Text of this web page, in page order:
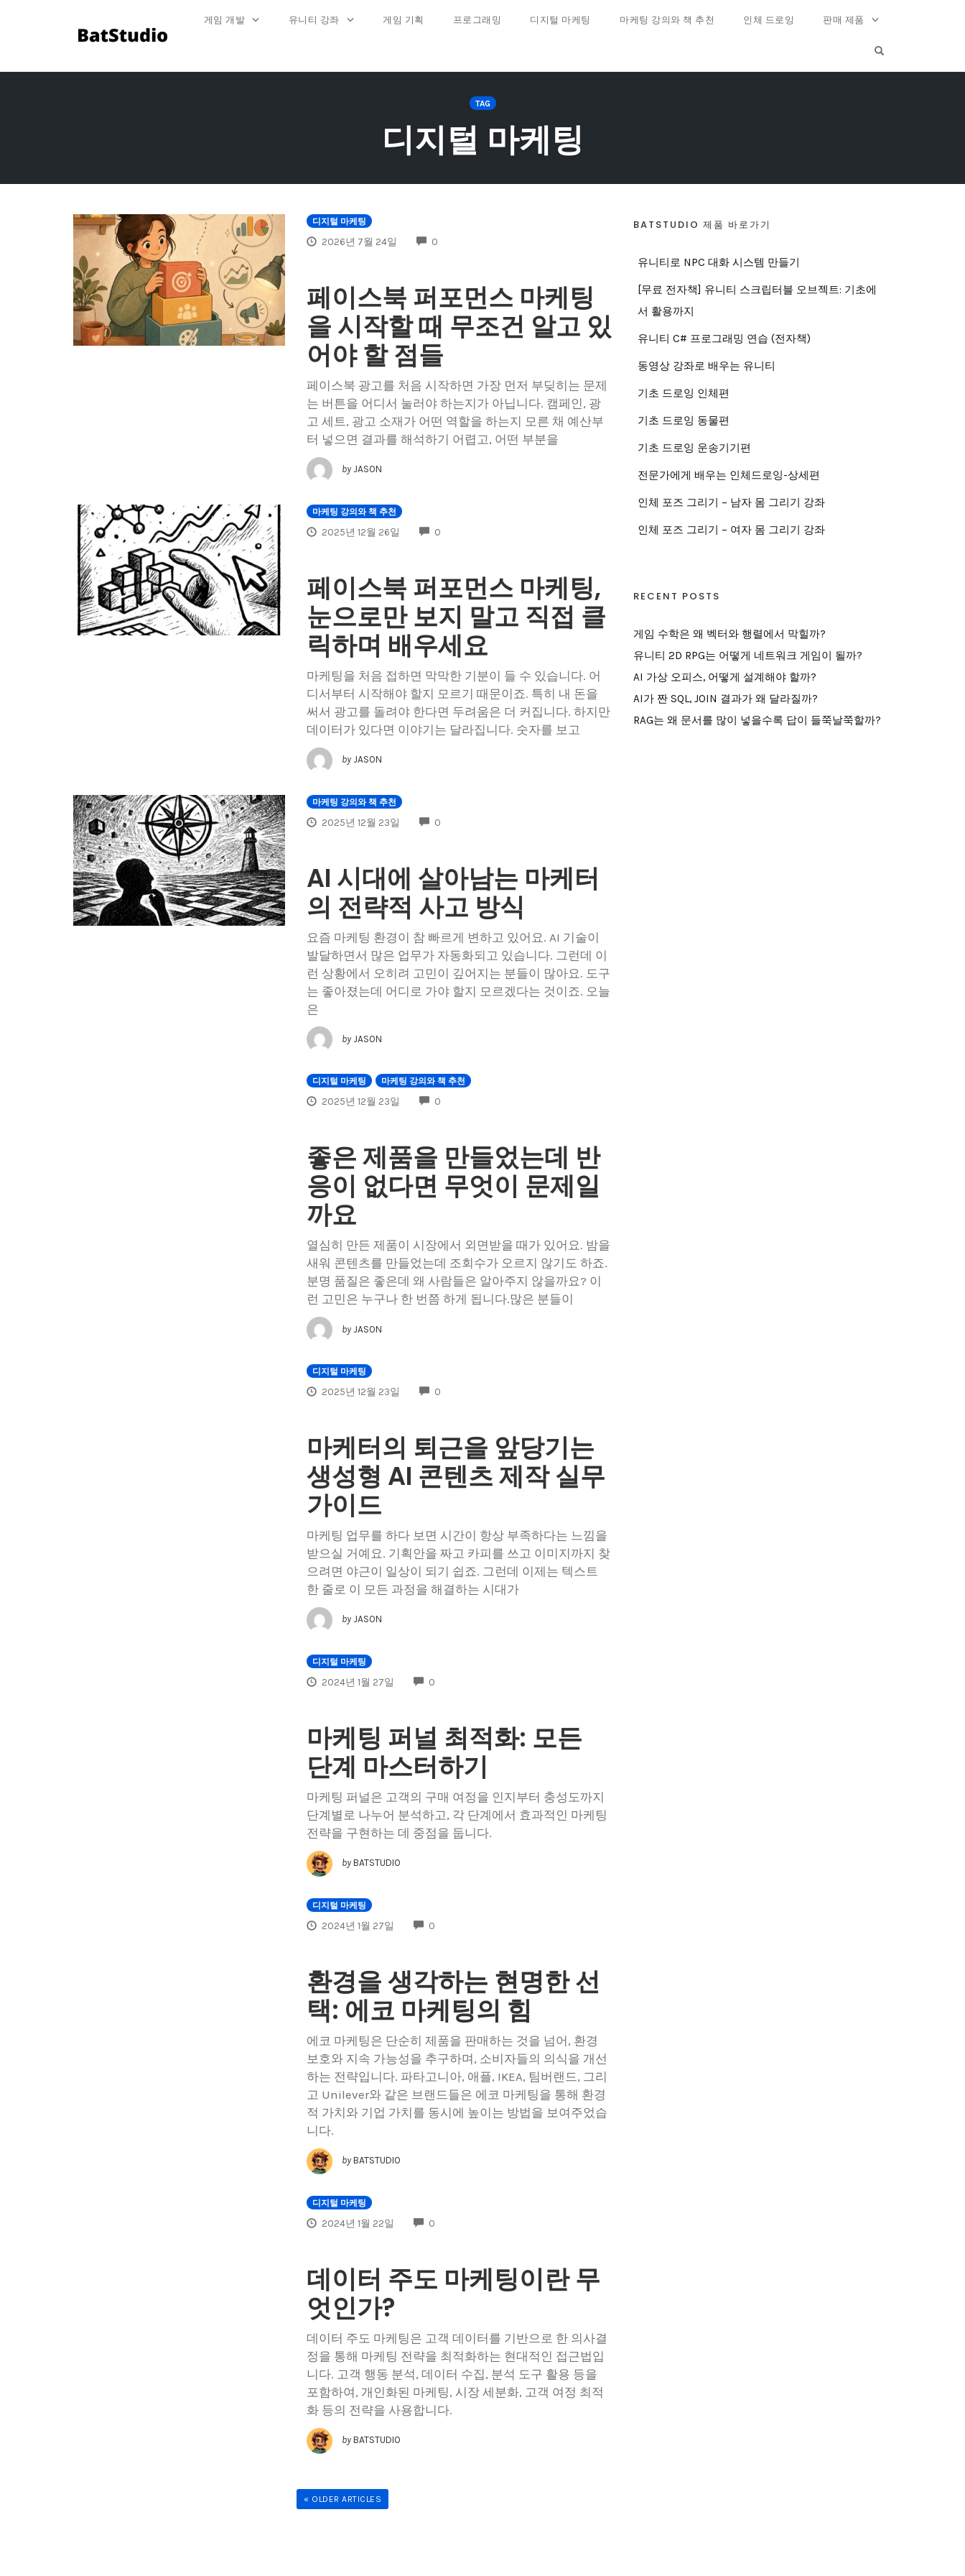
게임 개발 유니티 강좌 게임 기획 프로그래밍 디지털 마케팅 마케팅 강의와 책 추천 인체 드로잉 판매 제품
OPEN SEARCH
TAG
디지털 마케팅
디지털 마케팅
2026년 7월 24일 0COMMENTS
페이스북 퍼포먼스 마케팅
을 시작할 때 무조건 알고 있
어야 할 점들
페이스북 광고를 처음 시작하면 가장 먼저 부딪히는 문제
는 버튼을 어디서 눌러야 하는지가 아닙니다. 캠페인, 광
고 세트, 광고 소재가 어떤 역할을 하는지 모른 채 예산부
터 넣으면 결과를 해석하기 어렵고, 어떤 부분을
by JASON
마케팅 강의와 책 추천
2025년 12월 26일 0COMMENTS
페이스북 퍼포먼스 마케팅,
눈으로만 보지 말고 직접 클
릭하며 배우세요
마케팅을 처음 접하면 막막한 기분이 들 수 있습니다. 어
디서부터 시작해야 할지 모르기 때문이죠. 특히 내 돈을
써서 광고를 돌려야 한다면 두려움은 더 커집니다. 하지만
데이터가 있다면 이야기는 달라집니다. 숫자를 보고
by JASON
마케팅 강의와 책 추천
2025년 12월 23일 0COMMENTS
AI 시대에 살아남는 마케터
의 전략적 사고 방식
요즘 마케팅 환경이 참 빠르게 변하고 있어요. AI 기술이
발달하면서 많은 업무가 자동화되고 있습니다. 그런데 이
런 상황에서 오히려 고민이 깊어지는 분들이 많아요. 도구
는 좋아졌는데 어디로 가야 할지 모르겠다는 것이죠. 오늘
은
by JASON
디지털 마케팅 마케팅 강의와 책 추천
2025년 12월 23일 0COMMENTS
좋은 제품을 만들었는데 반
응이 없다면 무엇이 문제일
까요
열심히 만든 제품이 시장에서 외면받을 때가 있어요. 밤을
새워 콘텐츠를 만들었는데 조회수가 오르지 않기도 하죠.
분명 품질은 좋은데 왜 사람들은 알아주지 않을까요? 이
런 고민은 누구나 한 번쯤 하게 됩니다.많은 분들이
by JASON
디지털 마케팅
2025년 12월 23일 0COMMENTS
마케터의 퇴근을 앞당기는
생성형 AI 콘텐츠 제작 실무
가이드
마케팅 업무를 하다 보면 시간이 항상 부족하다는 느낌을
받으실 거예요. 기획안을 짜고 카피를 쓰고 이미지까지 찾
으려면 야근이 일상이 되기 쉽죠. 그런데 이제는 텍스트
한 줄로 이 모든 과정을 해결하는 시대가
by JASON
디지털 마케팅
2024년 1월 27일 0COMMENTS
마케팅 퍼널 최적화: 모든
단계 마스터하기
마케팅 퍼널은 고객의 구매 여정을 인지부터 충성도까지
단계별로 나누어 분석하고, 각 단계에서 효과적인 마케팅
전략을 구현하는 데 중점을 둡니다.
by BATSTUDIO
디지털 마케팅
2024년 1월 27일 0COMMENTS
환경을 생각하는 현명한 선
택: 에코 마케팅의 힘
에코 마케팅은 단순히 제품을 판매하는 것을 넘어, 환경
보호와 지속 가능성을 추구하며, 소비자들의 의식을 개선
하는 전략입니다. 파타고니아, 애플, IKEA, 팀버랜드, 그리
고 Unilever와 같은 브랜드들은 에코 마케팅을 통해 환경
적 가치와 기업 가치를 동시에 높이는 방법을 보여주었습
니다.
by BATSTUDIO
디지털 마케팅
2024년 1월 22일 0COMMENTS
데이터 주도 마케팅이란 무
엇인가?
데이터 주도 마케팅은 고객 데이터를 기반으로 한 의사결
정을 통해 마케팅 전략을 최적화하는 현대적인 접근법입
니다. 고객 행동 분석, 데이터 수집, 분석 도구 활용 등을
포함하여, 개인화된 마케팅, 시장 세분화, 고객 여정 최적
화 등의 전략을 사용합니다.
by BATSTUDIO
« OLDER ARTICLES
BATSTUDIO 제품 바로가기
유니티로 NPC 대화 시스템 만들기
[무료 전자책] 유니티 스크립터블 오브젝트: 기초에
서 활용까지
유니티 C# 프로그래밍 연습 (전자책)
동영상 강좌로 배우는 유니티
기초 드로잉 인체편
기초 드로잉 동물편
기초 드로잉 운송기기편
전문가에게 배우는 인체드로잉-상세편
인체 포즈 그리기 – 남자 몸 그리기 강좌
인체 포즈 그리기 – 여자 몸 그리기 강좌
RECENT POSTS
게임 수학은 왜 벡터와 행렬에서 막힐까?
유니티 2D RPG는 어떻게 네트워크 게임이 될까?
AI 가상 오피스, 어떻게 설계해야 할까?
AI가 짠 SQL, JOIN 결과가 왜 달라질까?
RAG는 왜 문서를 많이 넣을수록 답이 들쭉날쭉할까?